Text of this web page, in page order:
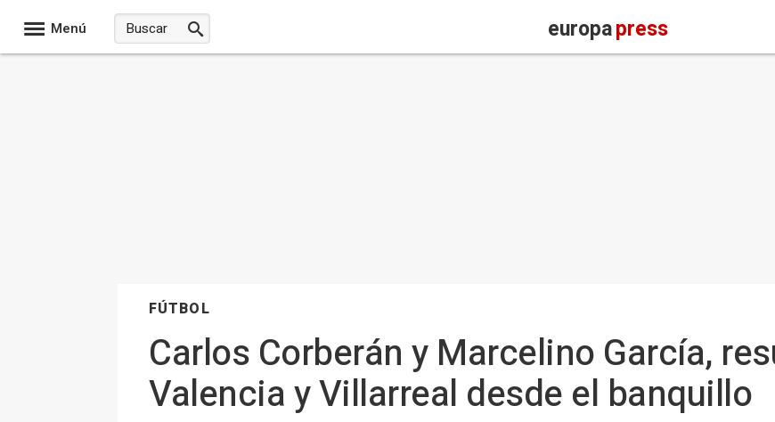
Menú europapress
FÚTBOL
Carlos Corberán y Marcelino García,
Valencia y Villarreal desde el banquillo